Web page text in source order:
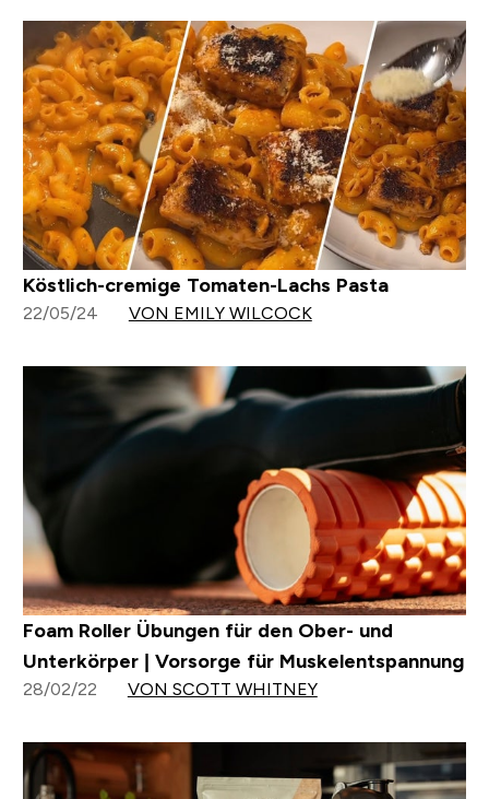
Köstlich-cremige Tomaten-Lachs Pasta
22/05/24 VON EMILY WILCOCK
Foam Roller Übungen für den Ober- und
Unterkörper | Vorsorge für Muskelentspannung
28/02/22 VON SCOTT WHITNEY